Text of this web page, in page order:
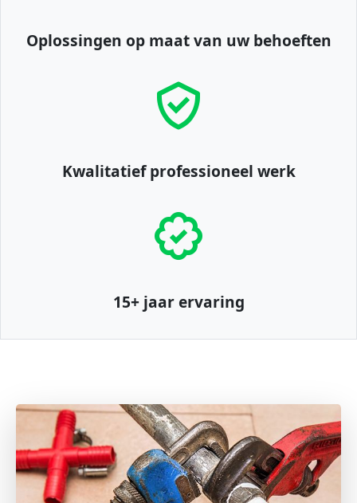
Oplossingen op maat van uw behoeften
Kwalitatief professioneel werk
15+ jaar ervaring